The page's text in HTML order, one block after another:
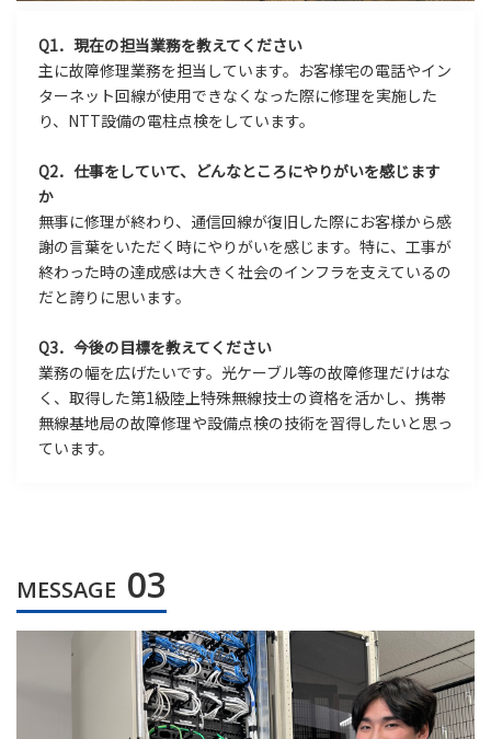
Q1．現在の担当業務を教えてください
主に故障修理業務を担当しています。お客様宅の電話やイン
ターネット回線が使用できなくなった際に修理を実施した
り、NTT設備の電柱点検をしています。
Q2．仕事をしていて、どんなところにやりがいを感じます
か
無事に修理が終わり、通信回線が復旧した際にお客様から感
謝の言葉をいただく時にやりがいを感じます。特に、工事が
終わった時の達成感は大きく社会のインフラを支えているの
だと誇りに思います。
Q3．今後の目標を教えてください
業務の幅を広げたいです。光ケーブル等の故障修理だけはな
く、取得した第1級陸上特殊無線技士の資格を活かし、携帯
無線基地局の故障修理や設備点検の技術を習得したいと思っ
ています。
MESSAGE 03